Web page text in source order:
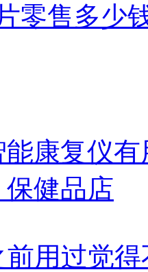
零售多少
康复仪
健品店
用过觉